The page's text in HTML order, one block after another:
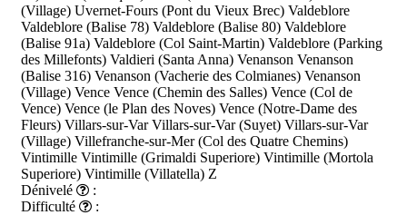
(Village) Uvernet-Fours (Pont du Vieux Brec) Valdeblore
Valdeblore (Balise 78) Valdeblore (Balise 80) Valdeblore
(Balise 91a) Valdeblore (Col Saint-Martin) Valdeblore (Parking
des Millefonts) Valdieri (Santa Anna) Venanson Venanson
(Balise 316) Venanson (Vacherie des Colmianes) Venanson
(Village) Vence Vence (Chemin des Salles) Vence (Col de
Vence) Vence (le Plan des Noves) Vence (Notre-Dame des
Fleurs) Villars-sur-Var Villars-sur-Var (Suyet) Villars-sur-Var
(Village) Villefranche-sur-Mer (Col des Quatre Chemins)
Vintimille Vintimille (Grimaldi Superiore) Vintimille (Mortola
Superiore) Vintimille (Villatella) Z
Dénivelé
:
Difficulté
: